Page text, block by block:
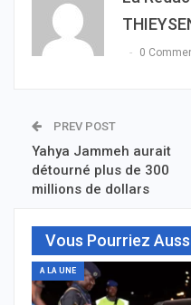
0
PREV POST
Yahya Jammeh aurait
détourné plus de 300
millions de dollars
Vous Pourriez
A LA UNE